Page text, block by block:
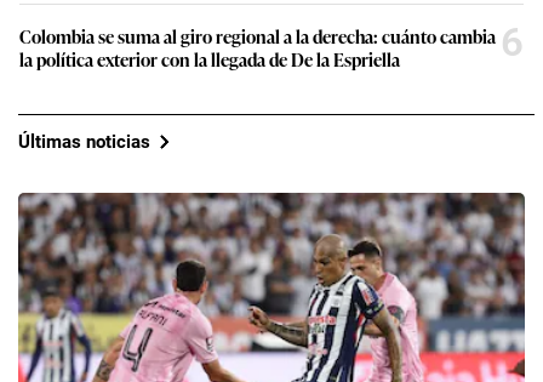
Colombia se suma al giro regional a la derecha: cuánto cambia
la política exterior con la llegada de De la Espriella
6
Últimas noticias